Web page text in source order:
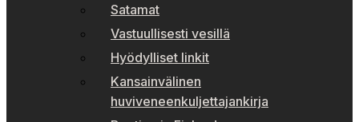
Satamat
Vastuullisesti vesillä
Hyödylliset linkit
Kansainvälinen
huviveneenkuljettajankirja